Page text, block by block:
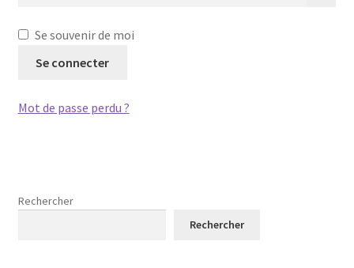
Se souvenir de moi
Se connecter
Mot de passe perdu ?
Rechercher
Rechercher